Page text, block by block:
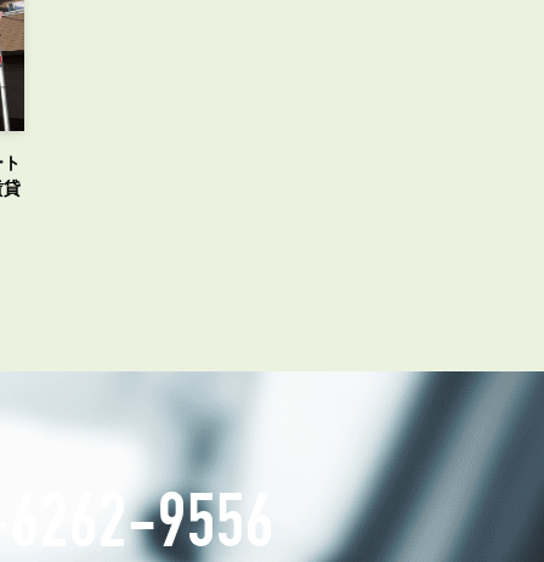
貸
6262-9556